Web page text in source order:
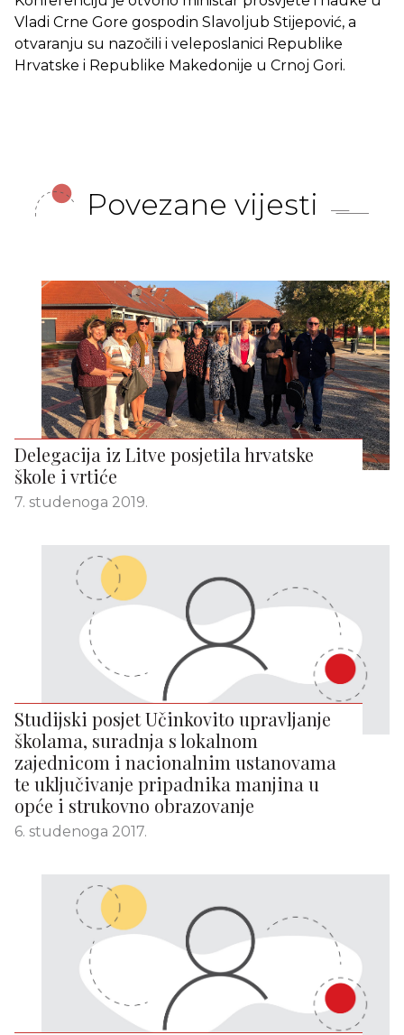
Vladi Crne Gore gospodin Slavoljub Stijepović, a
otvaranju su nazočili i veleposlanici Republike
Hrvatske i Republike Makedonije u Crnoj Gori.
Povezane vijesti
Delegacija iz Litve posjetila hrvatske
škole i vrtiće
7. studenoga 2019.
Studijski posjet Učinkovito upravljanje
školama, suradnja s lokalnom
zajednicom i nacionalnim ustanovama
te uključivanje pripadnika manjina u
opće i strukovno obrazovanje
6. studenoga 2017.